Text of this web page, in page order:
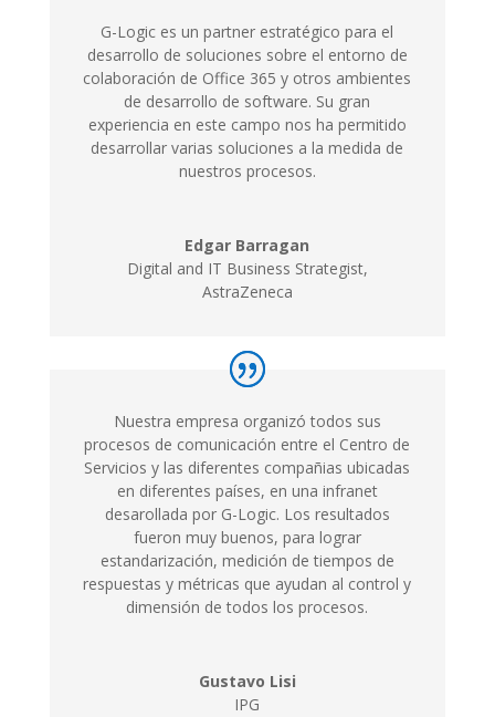
G-Logic es un partner estratégico para el
desarrollo de soluciones sobre el entorno de
colaboración de Office 365 y otros ambientes
de desarrollo de software. Su gran
experiencia en este campo nos ha permitido
desarrollar varias soluciones a la medida de
nuestros procesos.
Edgar Barragan
Digital and IT Business Strategist,
AstraZeneca
Nuestra empresa organizó todos sus
procesos de comunicación entre el Centro de
Servicios y las diferentes compañias ubicadas
en diferentes países, en una infranet
desarollada por G-Logic. Los resultados
fueron muy buenos, para lograr
estandarización, medición de tiempos de
respuestas y métricas que ayudan al control y
dimensión de todos los procesos.
Gustavo Lisi
IPG